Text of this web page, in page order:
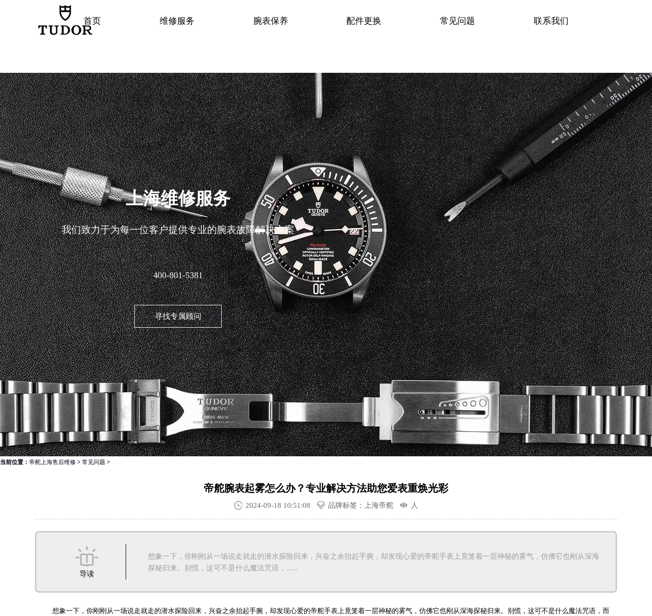
首页 维修服务 腕表保养 配件更换 常见问题 联系我们
上海维修服务
我们致力于为每一位客户提供专业的腕表故障解决方案
400-801-5381
寻找专属顾问
当前位置： 帝舵上海售后维修 > 常见问题 >
帝舵腕表起雾怎么办？专业解决方法助您爱表重焕光彩
2024-09-18 10:51:08 品牌标签：上海帝舵 人
导读
想象一下，你刚刚从一场说走就走的潜水探险回来，兴奋之余抬起手腕，却发现心爱的帝舵手表上竟笼着一层神秘的雾气，仿佛它也刚从深海
探秘归来。别慌，这可不是什么魔法咒语，......
想象一下，你刚刚从一场说走就走的潜水探险回来，兴奋之余抬起手腕，却发现心爱的帝舵手表上竟笼着一层神秘的雾气，仿佛它也刚从深海探秘归来。别慌，这可不是什么魔法咒语，而